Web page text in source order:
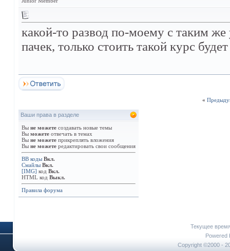
какой-то развод по-моему с таким
пачек, только стоить такой курс
«
Ваши права в разделе
Вы не можете создавать новые темы
Вы можете отвечать в темах
Вы не можете прикреплять вложения
Вы не можете редактировать свои сообщения
BB коды Вкл.
Смайлы Вкл.
[IMG] код Вкл.
HTML код Выкл.
Правила форума
Текущее
Powered
Copyright ©2000 -